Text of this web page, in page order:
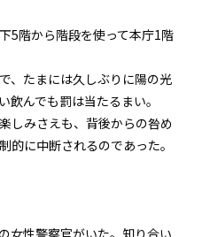
killer（連続殺人鬼）』
＞
5階から階段を使って本庁1階
、たまには久しぶりに陽の光
飲んでも罰は当たるまい。
しみさえも、背後からの咎め
的に中断されるのであった。
女性警察官がいた。知り合い